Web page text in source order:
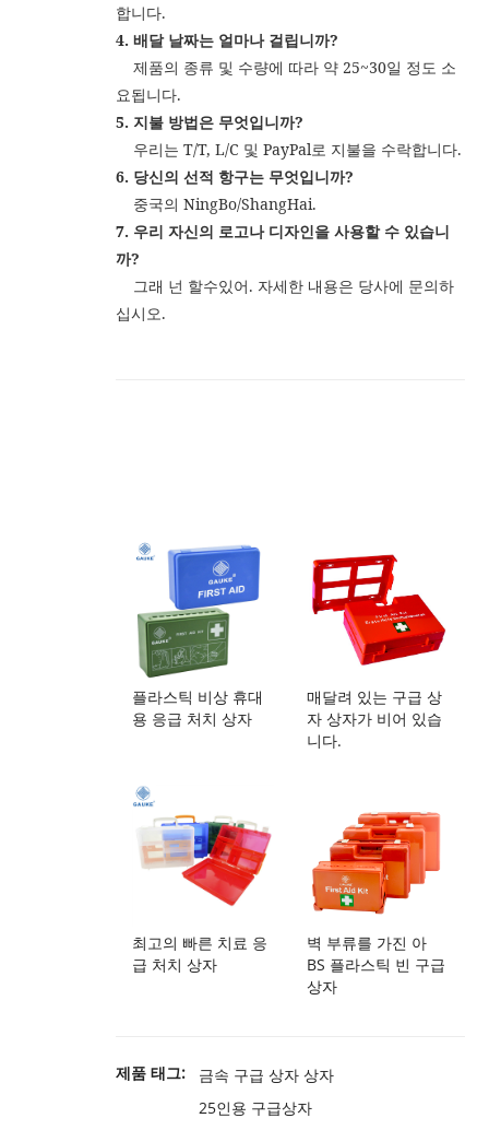
합니다.
4. 배달 날짜는 얼마나 걸립니까?
제품의 종류 및 수량에 따라 약 25~30일 정도 소
요됩니다.
5. 지불 방법은 무엇입니까?
우리는 T/T, L/C 및 PayPal로 지불을 수락합니다.
6. 당신의 선적 항구는 무엇입니까?
중국의 NingBo/ShangHai.
7. 우리 자신의 로고나 디자인을 사용할 수 있습니
까?
그래 넌 할수있어. 자세한 내용은 당사에 문의하
십시오.
플라스틱 비상 휴대
용 응급 처치 상자
매달려 있는 구급 상
자 상자가 비어 있습
니다.
최고의 빠른 치료 응
급 처치 상자
벽 부류를 가진 아
BS 플라스틱 빈 구급
상자
제품 태그:
금속 구급 상자 상자
25인용 구급상자